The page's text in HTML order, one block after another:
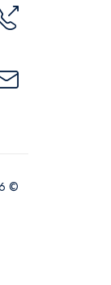
© 2026 Kza Meeza. All Rights Reserved